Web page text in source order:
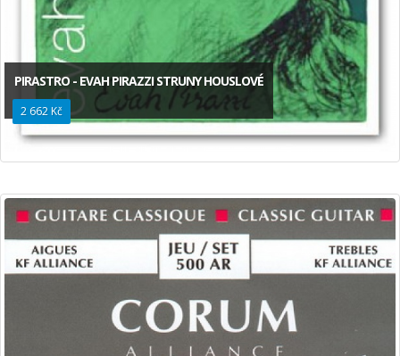
PIRASTRO - EVAH PIRAZZI STRUNY HOUSLOVÉ
2 662 Kč